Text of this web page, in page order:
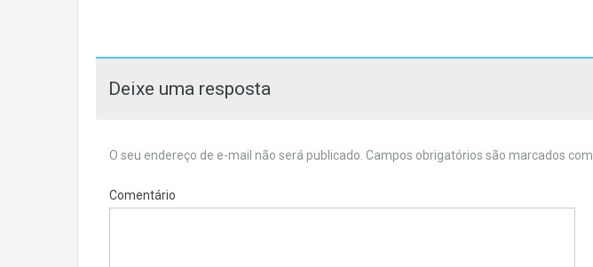
Deixe uma resposta
O seu endereço de e-mail não será publicado. Campos obrigatórios são marcados com
Comentário